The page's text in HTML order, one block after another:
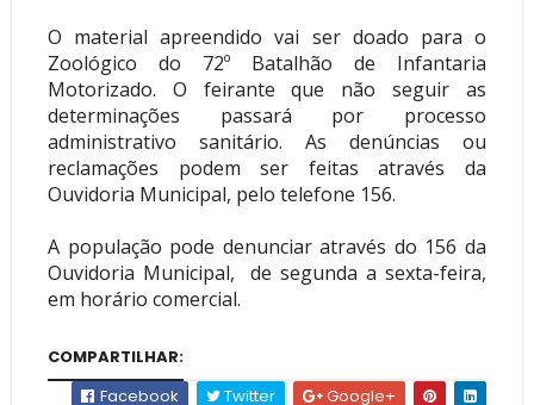
O material apreendido vai ser doado para o
Zoológico do 72º Batalhão de Infantaria
Motorizado. O feirante que não seguir as
determinações passará por processo
administrativo sanitário. As denúncias ou
reclamações podem ser feitas através da
Ouvidoria Municipal, pelo telefone 156.
A população pode denunciar através do 156 da
Ouvidoria Municipal, de segunda a sexta-feira,
em horário comercial.
COMPARTILHAR:
Facebook
Twitter Google+